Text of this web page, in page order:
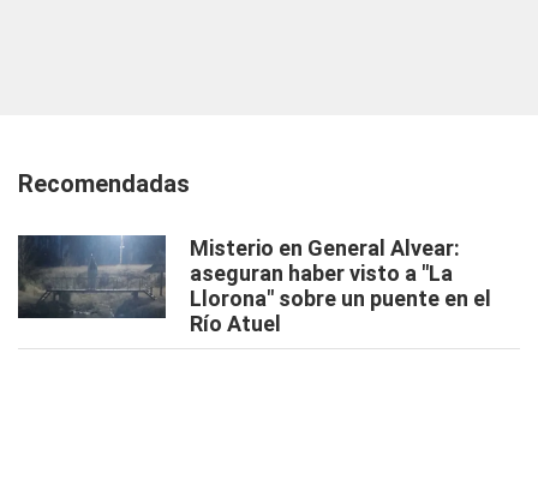
Recomendadas
Misterio en General Alvear:
aseguran haber visto a "La
Llorona" sobre un puente en el
Río Atuel